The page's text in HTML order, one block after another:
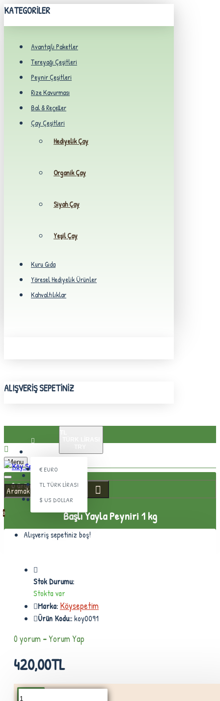
KATEGORILER
Avantajlı Paketler
Tereyağı Çeşitleri
Peynir Çeşitleri
Rize Kavurması
Bal & Reçeller
Çay Çeşitleri
Hediyelik Çay
Organik Çay
Siyah Çay
Yeşil Çay
Kuru Gıda
Yöresel Hediyelik Ürünler
Kahvaltılıklar
ALIŞVERIŞ SEPETINIZ
ÜYE KAYDI
İLETIŞIM
€ EURO
TLTÜRK LIRASI
$ US DOLLAR
Menu
0 ürün - 0,00TL
0
Alışveriş sepetiniz boş!
Başlı Yayla Peyniri 1 kg
Stok Durumu:
Stokta var
Marka: Köysepetim
Ürün Kodu::koy0091
0 yorum -Yorum Yap
420,00TL